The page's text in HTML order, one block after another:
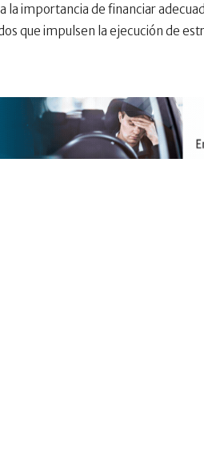
la importancia de financiar
que impulsen la ejecución de